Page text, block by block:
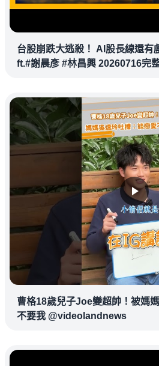
台股崩跌大逃殺！ AI股長線還有
ft.#謝晨彥 #林昌興 20260716完
曹格18歲兒子Joe變超帥！被媽
不要我 @videolandnews